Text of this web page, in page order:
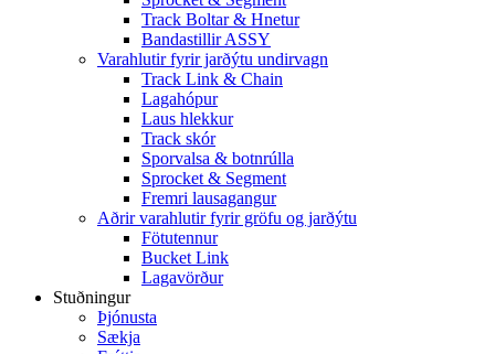
Track Boltar & Hnetur
Bandastillir ASSY
Varahlutir fyrir jarðýtu undirvagn
Track Link & Chain
Lagahópur
Laus hlekkur
Track skór
Sporvalsa & botnrúlla
Sprocket & Segment
Fremri lausagangur
Aðrir varahlutir fyrir gröfu og jarðýtu
Fötutennur
Bucket Link
Lagavörður
Stuðningur
Þjónusta
Sækja